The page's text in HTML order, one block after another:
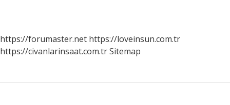
https://forumaster.net https://loveinsun.com.tr
https://civanlarinsaat.com.trSitemap